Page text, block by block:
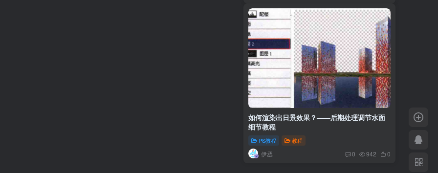
如何渲染出日景效果？——后期处理调节水面
细节教程
PS教程 教程
伊丞 0 942 0